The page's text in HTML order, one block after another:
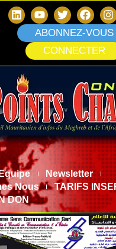
ABONNEZ-VOUS
CONNECTER
Equipe
Newsletter
Nous
TARIFS
DON